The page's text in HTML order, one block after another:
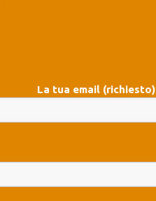
La tua email (richiesto)